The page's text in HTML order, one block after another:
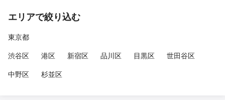
エリアで絞り込む
東京都
渋谷区
港区 新宿区 品川区 目黒区
世田谷区
中野区
杉並区